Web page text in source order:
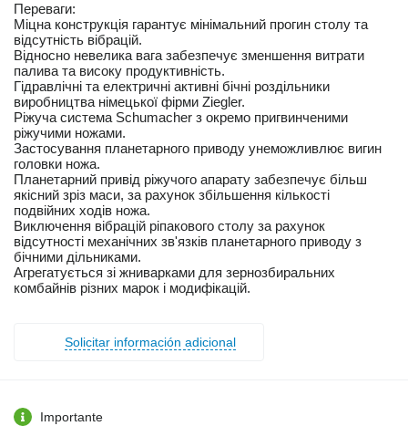
Переваги:
Міцна конструкція гарантує мінімальний прогин столу та
відсутність вібрацій.
Відносно невелика вага забезпечує зменшення витрати
палива та високу продуктивність.
Гідравлічні та електричні активні бічні роздільники
виробництва німецької фірми Ziegler.
Ріжуча система Schumacher з окремо пригвинченими
ріжучими ножами.
Застосування планетарного приводу унеможливлює вигин
головки ножа.
Планетарний привід ріжучого апарату забезпечує більш
якісний зріз маси, за рахунок збільшення кількості
подвійних ходів ножа.
Виключення вібрацій ріпакового столу за рахунок
відсутності механічних зв'язків планетарного приводу з
бічними дільниками.
Агрегатується зі жниварками для зернозбиральних
комбайнів різних марок і модифікацій.
Solicitar información adicional
Importante